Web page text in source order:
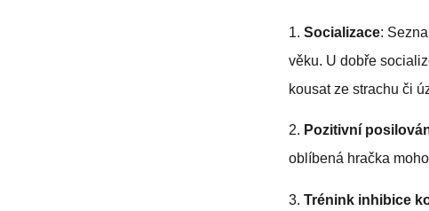
1.Socializace:
věku. U dobře
kousat ze strachu či
2. Pozitivní
oblíbená hračka
3.Trénink inhibice